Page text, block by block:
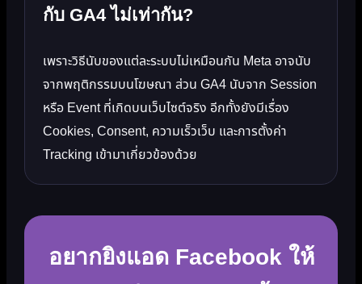
กับ GA4 ไม่เท่ากัน?
เพราะวิธีนับของแต่ละระบบไม่เหมือนกัน Meta อาจนับ
จากพฤติกรรมบนโฆษณา ส่วน GA4 นับจาก Session
หรือ Event ที่เกิดบนเว็บไซต์จริง อีกทั้งยังมีเรื่อง
Cookies, Consent, ความเร็วเว็บ และการตั้งค่า
Tracking เข้ามาเกี่ยวข้องด้วย
อยากยิงแอด Facebook ให้